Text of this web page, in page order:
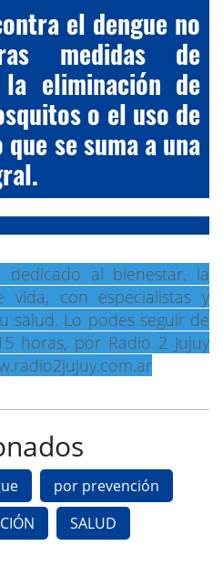
el dengue no
medidas de
eliminación de
o el uso de
se suma a una
dedicado al bienestar, la
con especialistas y
salud. Lo podes seguir de
horas, por Radio 2 Jujuy
por prevención
SALUD